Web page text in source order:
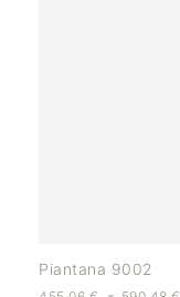
Piantana 9002